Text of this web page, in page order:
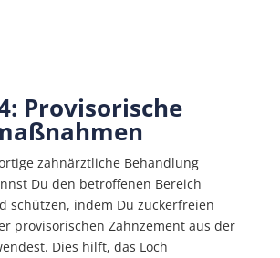
Provisorische
zahnärztliche Behandlung
Du den betroffenen Bereich
schützen, indem Du zuckerfreien
provisorischen Zahnzement aus der
Dies hilft, das Loch